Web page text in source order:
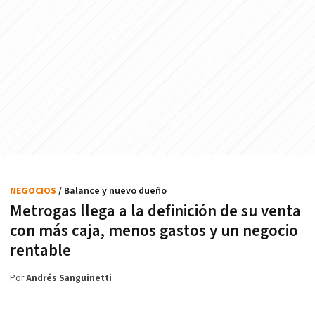
Metrogas llega a la definición de su venta
con más caja, menos gastos y un negocio
rentable
NEGOCIOS / Balance y nuevo dueño
PorAndrés Sanguinetti